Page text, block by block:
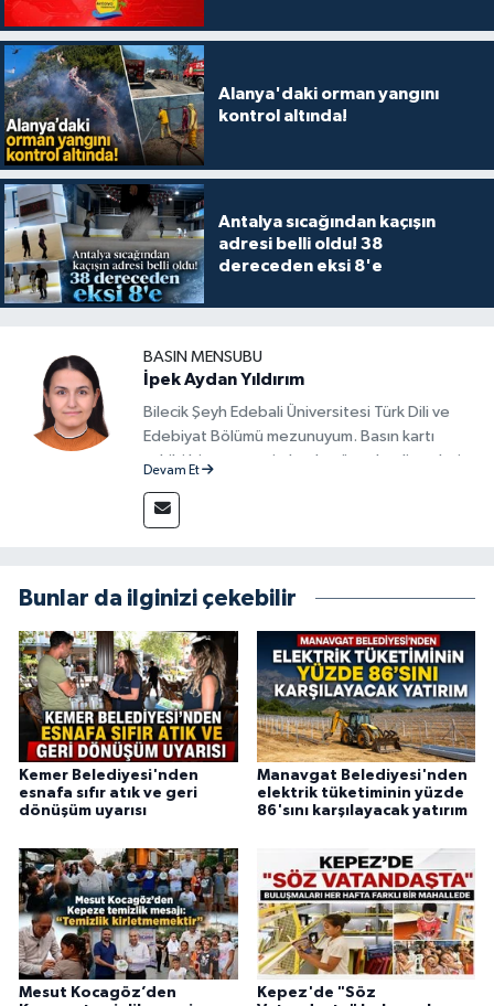
Alanya'daki orman yangını
kontrol altında!
Antalya sıcağından kaçışın
adresi belli oldu! 38
dereceden eksi 8'e
BASIN MENSUBU
İpek Aydan Yıldırım
Bilecik Şeyh Edebali Üniversitesi Türk Dili ve
Edebiyat Bölümü mezunuyum. Basın kartı
sahibi bir gazeteci olarak, güncel gelişmeleri
güvenilir ve tarafsız bilgilerle buluşturmayı
amaçlıyorum. Habercilik anlayışımda etik
alanlarda ürettiğim içeriklerle kamuoyuna
fayda sağla
Devam Et
Bunlar da ilginizi çekebilir
Kemer Belediyesi'nden
esnafa sıfır atık ve geri
dönüşüm uyarısı
Manavgat Belediyesi'nden
elektrik tüketiminin yüzde
86'sını karşılayacak yatırım
Mesut Kocagöz’den
Kepez'de "Söz